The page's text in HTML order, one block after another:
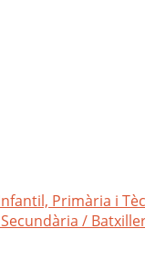
Primària i
/